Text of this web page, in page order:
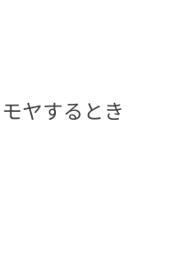
ヤするとき